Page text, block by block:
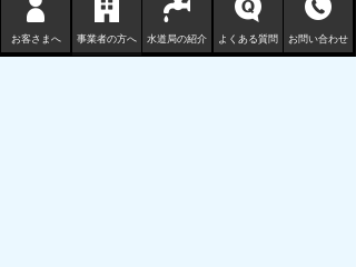
お客さまへ 事業者の方へ 水道局の紹介 よくある質問 お問い合わせ
Ｑ３ このページはどのようにしてたどり着きま